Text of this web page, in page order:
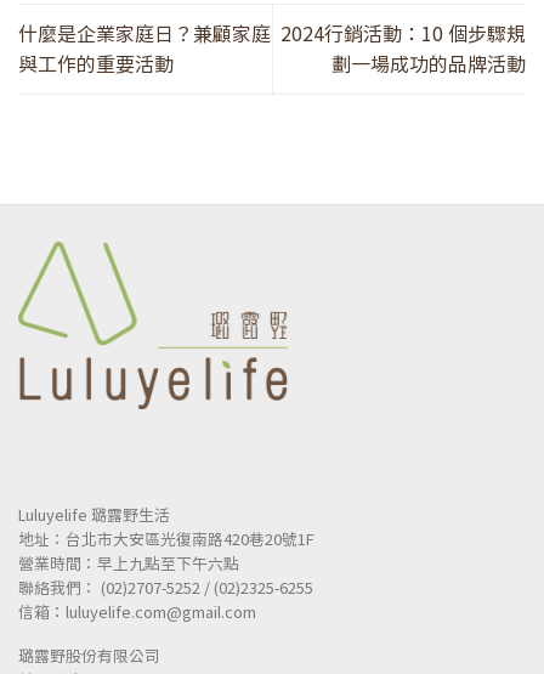
什麼是企業家庭日？兼顧家庭
與工作的重要活動
2024行銷活動：10 個步驟規
劃一場成功的品牌活動
Luluyelife 璐露野生活
地址：台北市大安區光復南路420巷20號1F
營業時間：早上九點至下午六點
聯絡我們： (02)2707-5252 / (02)2325-6255
信箱：luluyelife.com@gmail.com
璐露野股份有限公司